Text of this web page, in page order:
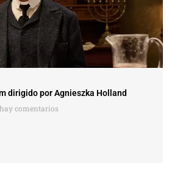
dirigido por Agnieszka Holland
comentarios